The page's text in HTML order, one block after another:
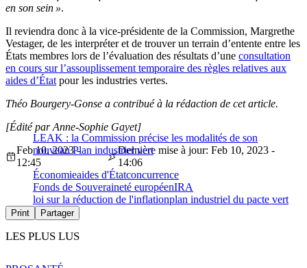
en son sein ».
Il reviendra donc à la vice-présidente de la Commission, Margrethe
Vestager, de les interpréter et de trouver un terrain d’entente entre les
États membres lors de l’évaluation des résultats d’une consultation
en cours sur l’assouplissement temporaire des règles relatives aux
aides d’État pour les industries vertes.
Théo Bourgery-Gonse a contribué à la rédaction de cet article.
LEAK : la Commission précise les modalités de son
nouveau Plan industriel vert
[Édité par Anne-Sophie Gayet]
Feb 10, 2023 -
12:45
Dernière mise à jour: Feb 10, 2023 -
14:06
Économieaides d'Étatconcurrence
Fonds de Souveraineté européenIRA
loi sur la réduction de l'inflationplan industriel du pacte vert
Print Partager
LES PLUS LUS